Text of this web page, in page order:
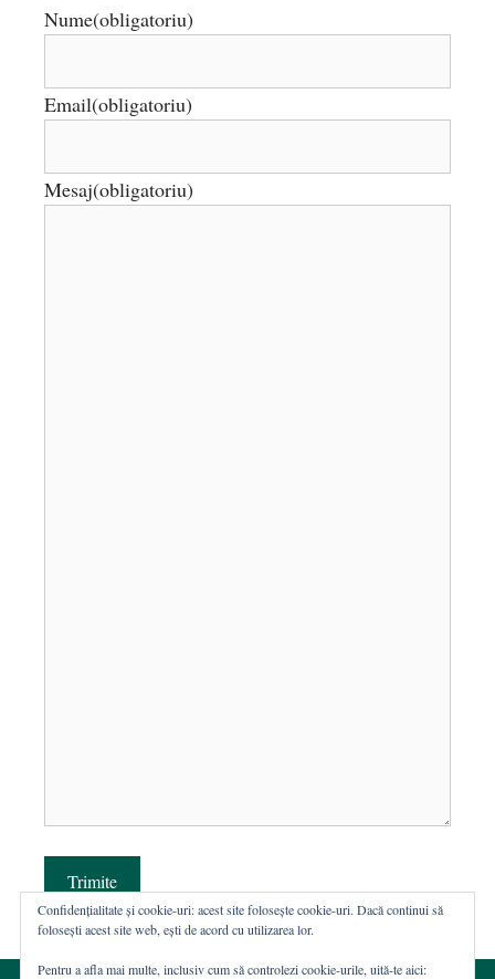
Nume(obligatoriu)
Email(obligatoriu)
Mesaj(obligatoriu)
Trimite
Confidențialitate și cookie-uri: acest site folosește cookie-uri. Dacă continui să
folosești acest site web, ești de acord cu utilizarea lor.
Pentru a afla mai multe, inclusiv cum să controlezi cookie-urile, uită-te aici: